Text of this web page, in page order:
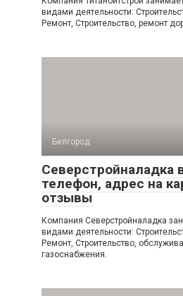
видами деятельности:
Ремонт, Строительство, ремонт
Белгород
Северстройналадка
телефон, адрес на
отзывы
Компания Северстройналадка
видами деятельности:
Ремонт, Строительство,
газоснабжения.